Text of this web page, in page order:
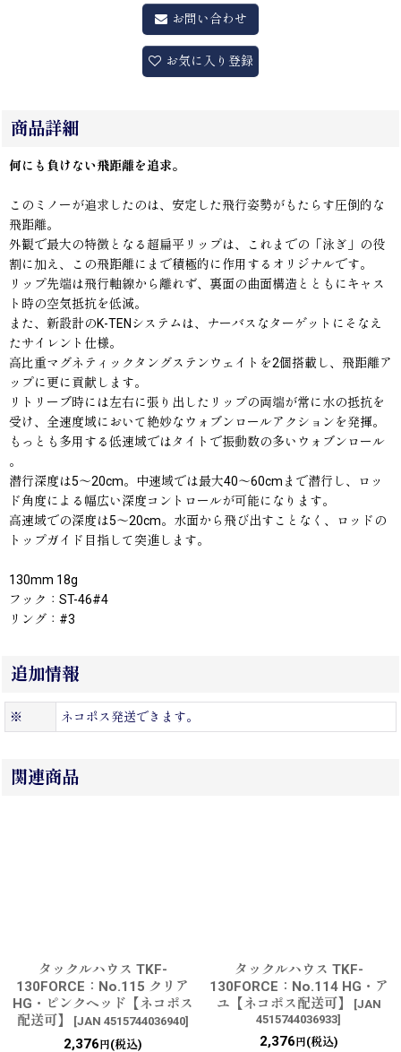
お問い合わせ
お気に入り登録
商品詳細
何にも負けない飛距離を追求。
このミノーが追求したのは、 安定した飛行姿勢がもたらす圧倒的な
飛距離。
外観で最大の特徴となる超扁平リップは、これまでの「泳ぎ」
の役
割に加え、
この飛距離にまで積極的に作用するオリジナルです。
リップ先端は飛行軸線から離れず、 裏面の曲面構造とともにキャス
ト時の空気抵抗を低減。
また、新設計のK-TENシステムは、
ナーバスなターゲットにそなえ
たサイレント仕様。
高比重マグネティックタングステンウェイトを2個搭載し、 飛距離ア
ップに更に貢献します。
リトリーブ時には左右に張り出したリップの両端が常に水の抵抗を
受け、全速度域において絶妙なウォブンロールアクションを発揮。
もっとも多用する低速域ではタイトで振動数の多いウォブンロール
。
潜行深度は5〜20cm。中速域では最大40〜60cmまで潜行し、
ロッ
ド角度による幅広い深度コントロールが可能になります。
高速域での深度は5〜20cm。水面から飛び出すことなく、
ロッドの
トップガイド目指して突進します。
130mm 18g
フック：ST-46#4
リング：#3
追加情報
※ ネコポス発送できます。
関連商品
タックルハウス TKF-
130FORCE：No.115 クリア
HG・ピンクヘッド【ネコポス
配送可】
[JAN 4515744036940]
2,376 円(税込)
タックルハウス TKF-
130FORCE：No.114 HG・ア
ユ【ネコポス配送可】
[JAN
4515744036933]
2,376 円(税込)